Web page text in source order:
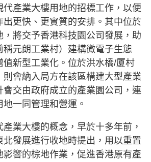
代產業大樓用地的招標工作，以便
出更快、更實質的安排。其中位於
，將交予香港科技園公司發展，助
稱元朗工業村）建構微電子生態
值新型工業化。位於洪水橋/厦村
則會納入局方在該區構建大型產業
會交由政府成立的產業園公司，連
一同管理和營運。
業大樓的概念，早於十多年前，
北發展進行收地時提出，用以重置
影響的棕地作業，促進香港原有產